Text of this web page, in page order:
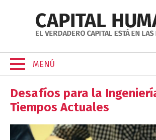
MENÚ
Desafíos para la
Tiempos Actuales